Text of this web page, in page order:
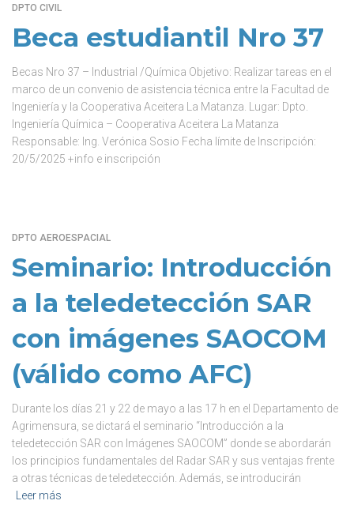
DPTO CIVIL
Beca estudiantil Nro 37
Becas Nro 37 – Industrial /Química Objetivo: Realizar tareas en el
marco de un convenio de asistencia técnica entre la Facultad de
Ingeniería y la Cooperativa Aceitera La Matanza. Lugar: Dpto.
Ingeniería Química – Cooperativa Aceitera La Matanza
Responsable: Ing. Verónica Sosio Fecha límite de Inscripción:
20/5/2025 +info e inscripción
DPTO AEROESPACIAL
Seminario: Introducción
a la teledetección SAR
con imágenes SAOCOM
(válido como AFC)
Durante los días 21 y 22 de mayo a las 17 h en el Departamento de
Agrimensura, se dictará el seminario “Introducción a la
teledetección SAR con Imágenes SAOCOM” donde se abordarán
los principios fundamentales del Radar SAR y sus ventajas frente
a otras técnicas de teledetección. Además, se introducirán
Leer más